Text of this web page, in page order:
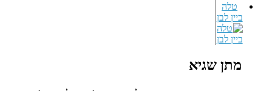
טלה
ביין לבן
מתן שגיא